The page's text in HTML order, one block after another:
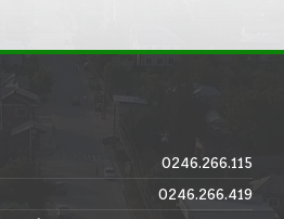
0246.266.115
0246.266.419